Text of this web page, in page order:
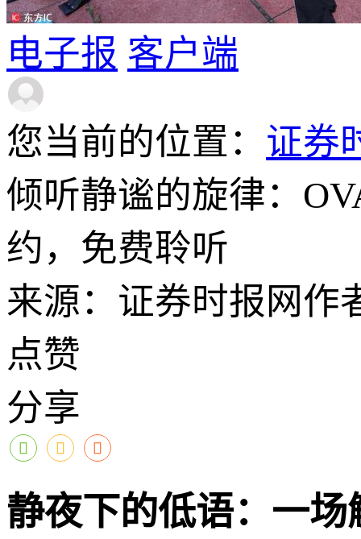
电子报 客户端
您当前的位置： 证券
倾听静谧的旋律：
约，免费聆听
来源：证券时报网作
点赞
分享
静夜下的低语：一